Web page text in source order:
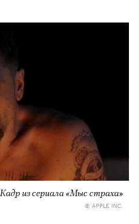
Кадр из сериала «Мыс страха»
© APPLE INC.